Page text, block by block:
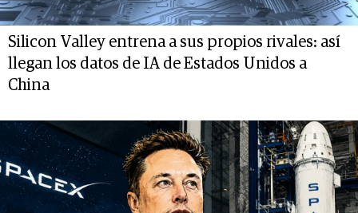
Silicon Valley entrena a sus propios rivales: así
llegan los datos de IA de Estados Unidos a
China